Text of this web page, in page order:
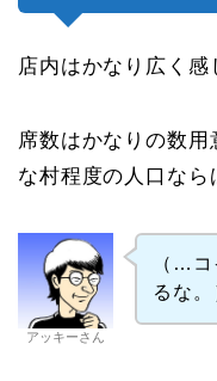
店内はかなり広く感
席数はかなりの数用
な村程度の人口なら
アッキーさん
（…
るな。